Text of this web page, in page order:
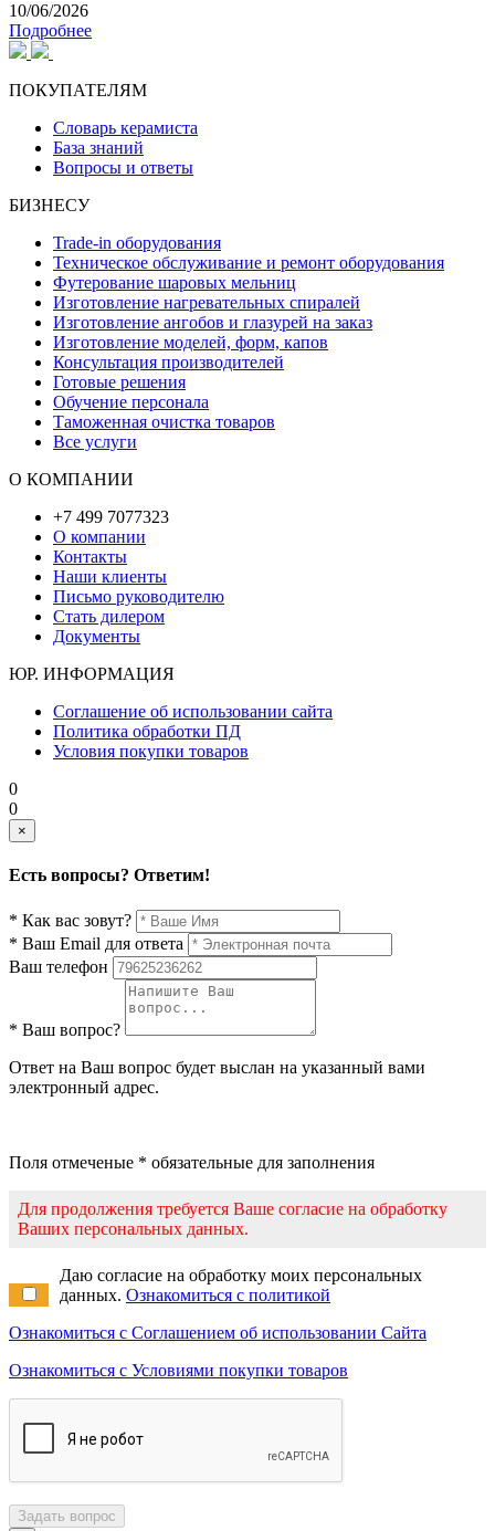
10/06/2026
Подробнее
ПОКУПАТЕЛЯМ
Словарь керамиста
База знаний
Вопросы и ответы
БИЗНЕСУ
Trade-in оборудования
Техническое обслуживание и ремонт оборудования
Футерование шаровых мельниц
Изготовление нагревательных спиралей
Изготовление ангобов и глазурей на заказ
Изготовление моделей, форм, капов
Консультация производителей
Готовые решения
Обучение персонала
Таможенная очистка товаров
Все услуги
О КОМПАНИИ
+7 499 7077323
О компании
Контакты
Наши клиенты
Письмо руководителю
Стать дилером
Документы
ЮР. ИНФОРМАЦИЯ
Соглашение об использовании сайта
Политика обработки ПД
Условия покупки товаров
0
0
×
Есть вопросы? Ответим!
* Как вас зовут?
* Ваш Email для ответа
Ваш телефон
* Ваш вопрос?
Ответ на Ваш вопрос будет выслан на указанный вами
электронный адрес.
Поля отмеченые * обязательные для заполнения
Для продолжения требуется Ваше согласие на обработку
Ваших персональных данных.
Даю согласие на обработку моих персональных
данных. Ознакомиться с политикой
Ознакомиться с Соглашением об использовании Сайта
Ознакомиться с Условиями покупки товаров
Задать вопрос